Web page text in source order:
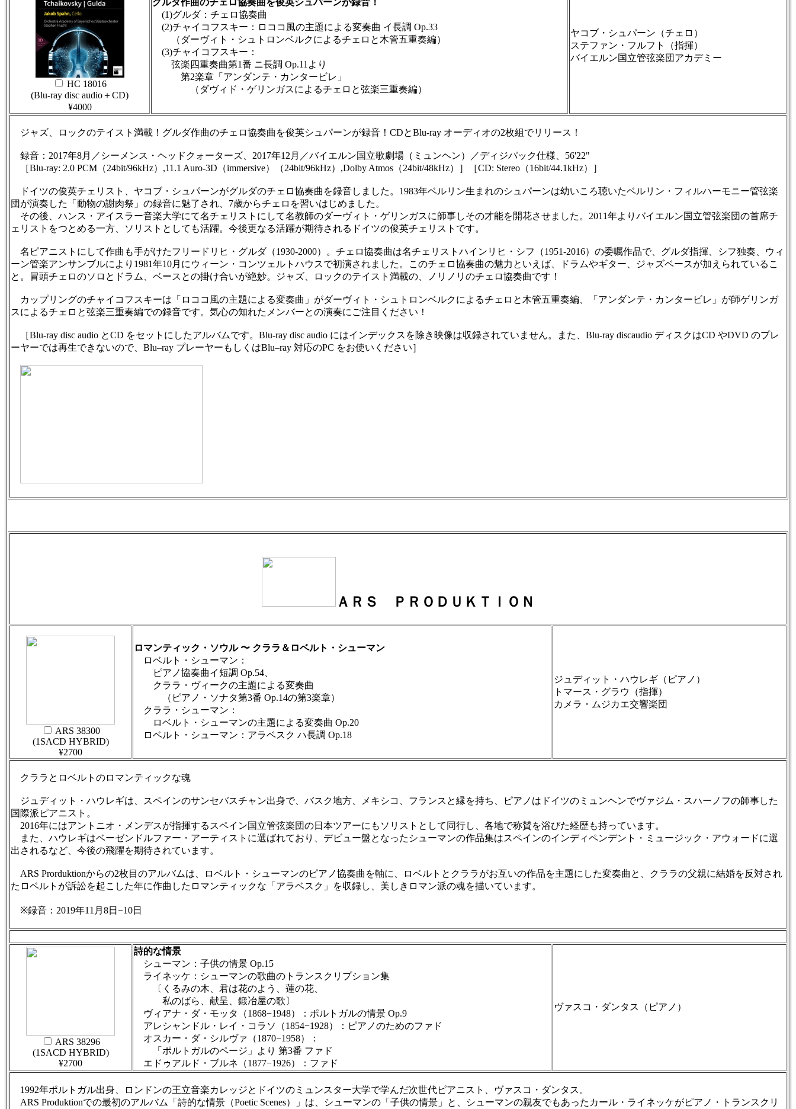
HC 18016
(Blu-ray disc audio＋CD)
¥4000
グルダ作曲のチェロ協奏曲を俊英シュパーンが録音！
(1)グルダ：チェロ協奏曲
(2)チャイコフスキー：ロココ風の主題による変奏曲 イ長調 Op.33
（ダーヴィト・シュトロンベルクによるチェロと木管五重奏編）
(3)チャイコフスキー：
弦楽四重奏曲第1番 ニ長調 Op.11より
第2楽章「アンダンテ・カンタービレ」
（ダヴィド・ゲリンガスによるチェロと弦楽三重奏編）
ヤコブ・シュパーン（チェロ）
ステファン・フルフト（指揮）
バイエルン国立管弦楽団アカデミー
ジャズ、ロックのテイスト満載！グルダ作曲のチェロ協奏曲を俊英シュパーンが録音！CDとBlu-ray オーディオの2枚組でリリース！
録音：2017年8月／シーメンス・ヘッドクォーターズ、2017年12月／バイエルン国立歌劇場（ミュンヘン）／ディジパック仕様、56'22"
［Blu-ray: 2.0 PCM（24bit/96kHz）,11.1 Auro-3D（immersive）（24bit/96kHz）,Dolby Atmos（24bit/48kHz）］［CD: Stereo（16bit/44.1kHz）］
ドイツの俊英チェリスト、ヤコブ・シュパーンがグルダのチェロ協奏曲を録音しました。1983年ベルリン生まれのシュパーンは幼いころ聴いたベルリン・フィルハーモニー管弦楽
団が演奏した「動物の謝肉祭」の録音に魅了され、7歳からチェロを習いはじめました。
その後、ハンス・アイスラー音楽大学にて名チェリストにして名教師のダーヴィト・ゲリンガスに師事しその才能を開花させました。2011年よりバイエルン国立管弦楽団の首席チ
ェリストをつとめる一方、ソリストとしても活躍。今後更なる活躍が期待されるドイツの俊英チェリストです。
名ピアニストにして作曲も手がけたフリードリヒ・グルダ（1930-2000）。チェロ協奏曲は名チェリストハインリヒ・シフ（1951-2016）の委嘱作品で、グルダ指揮、シフ独奏、ウィ
ーン管楽アンサンブルにより1981年10月にウィーン・コンツェルトハウスで初演されました。このチェロ協奏曲の魅力といえば、ドラムやギター、ジャズベースが加えられているこ
と。冒頭チェロのソロとドラム、ベースとの掛け合いが絶妙。ジャズ、ロックのテイスト満載の、ノリノリのチェロ協奏曲です！
カップリングのチャイコフスキーは「ロココ風の主題による変奏曲」がダーヴィト・シュトロンベルクによるチェロと木管五重奏編、「アンダンテ・カンタービレ」が師ゲリンガ
スによるチェロと弦楽三重奏編での録音です。気心の知れたメンバーとの演奏にご注目ください！
［Blu-ray disc audio とCD をセットにしたアルバムです。Blu-ray disc audio にはインデックスを除き映像は収録されていません。また、Blu-ray discaudio ディスクはCD やDVD のプレ
ーヤーでは再生できないので、Blu–ray プレーヤーもしくはBlu–ray 対応のPC をお使いください］
ＡＲＳ ＰＲＯＤＵＫＴＩＯＮ
ARS 38300
(1SACD HYBRID)
¥2700
ロマンティック・ソウル 〜 クララ＆ロベルト・シューマン
ロベルト・シューマン：
ピアノ協奏曲イ短調 Op.54、
クララ・ヴィークの主題による変奏曲
（ピアノ・ソナタ第3番 Op.14の第3楽章）
クララ・シューマン：
ロベルト・シューマンの主題による変奏曲 Op.20
ロベルト・シューマン：アラベスク ハ長調 Op.18
ジュディット・ハウレギ（ピアノ）
トマース・グラウ（指揮）
カメラ・ムジカエ交響楽団
クララとロベルトのロマンティックな魂
ジュディット・ハウレギは、スペインのサンセバスチャン出身で、バスク地方、メキシコ、フランスと縁を持ち、ピアノはドイツのミュンヘンでヴァジム・スハーノフの師事した
国際派ピアニスト。
2016年にはアントニオ・メンデスが指揮するスペイン国立管弦楽団の日本ツアーにもソリストとして同行し、各地で称賛を浴びた経歴も持っています。
また、ハウレギはベーゼンドルファー・アーティストに選ばれており、デビュー盤となったシューマンの作品集はスペインのインディペンデント・ミュージック・アウォードに選
出されるなど、今後の飛躍を期待されています。
ARS Prorduktionからの2枚目のアルバムは、ロベルト・シューマンのピアノ協奏曲を軸に、ロベルトとクララがお互いの作品を主題にした変奏曲と、クララの父親に結婚を反対され
たロベルトが訴訟を起こした年に作曲したロマンティックな「アラベスク」を収録し、美しきロマン派の魂を描いています。
※録音：2019年11月8日−10日
ARS 38296
(1SACD HYBRID)
¥2700
詩的な情景
シューマン：子供の情景 Op.15
ライネッケ：シューマンの歌曲のトランスクリプション集
〔くるみの木、君は花のよう、蓮の花、
私のばら、献呈、鍛冶屋の歌〕
ヴィアナ・ダ・モッタ（1868−1948）：ポルトガルの情景 Op.9
アレシャンドル・レイ・コラソ（1854−1928）：ピアノのためのファド
オスカー・ダ・シルヴァ（1870−1958）：
「ポルトガルのページ」より 第3番 ファド
エドゥアルド・ブルネ（1877−1926）：ファド
ヴァスコ・ダンタス（ピアノ）
1992年ポルトガル出身、ロンドンの王立音楽カレッジとドイツのミュンスター大学で学んだ次世代ピアニスト、ヴァスコ・ダンタス。
ARS Produktionでの最初のアルバム「詩的な情景（Poetic Scenes）」は、シューマンの「子供の情景」と、シューマンの親友でもあったカール・ライネッケがピアノ・トランスクリ